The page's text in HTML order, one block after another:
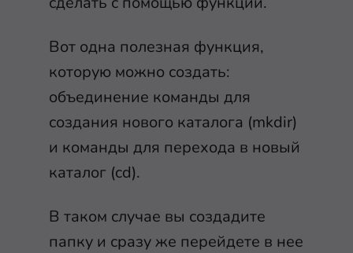
Вот одна полезная функция,
которую можно создать:
объединение команды для
создания нового каталога (mkdir)
и команды для перехода в новый
каталог (cd).
В таком случае вы создадите
папку и сразу же перейдете в нее